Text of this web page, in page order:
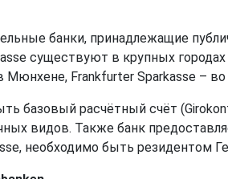
банки, принадлежащие
существуют в крупных
Мюнхене, Frankfurter Sparkasse –
базовый расчётный счёт
видов. Также банк
необходимо быть резидентом